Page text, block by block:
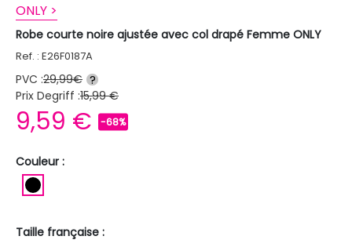
ONLY >
Robe courte noire ajustée avec col drapé Femme ONLY
Ref. : E26F0187A
PVC :29,99€ ?
Prix Degriff :15,99 €
9,59 € -68%
Couleur :
Taille française :